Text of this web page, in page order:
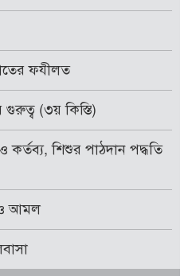
ফযীলত
(৩য় কিস্তি)
কর্তব্য, শিশুর পাঠদান পদ্ধতি
ও আমল